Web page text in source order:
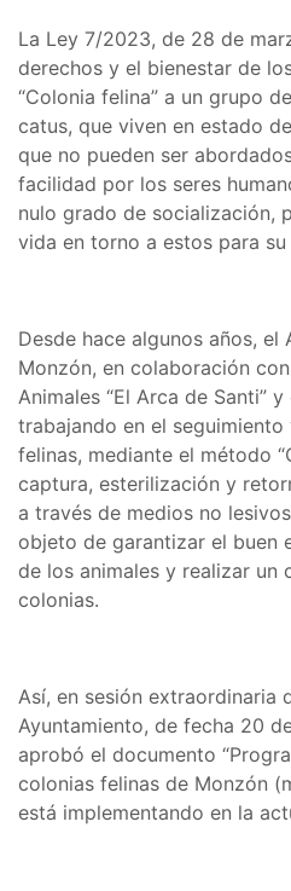
La Ley 7/2023, de 28 de
derechos y el bienestar de
“Colonia felina” a un grupo
catus, que viven en estado
que no pueden ser
facilidad por los seres
nulo grado de socialización,
vida en torno a estos para su
Desde hace algunos años, el
Monzón, en colaboración
Animales “El Arca de Santi”
trabajando en el
felinas, mediante el método
captura, esterilización y
a través de medios no
objeto de garantizar el buen
de los animales y realizar
colonias.
Así, en sesión extraordinaria
Ayuntamiento, de fecha 20
aprobó el documento
colonias felinas de Monzón
está implementando en la